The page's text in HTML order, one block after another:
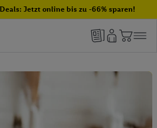
Jetzt online bis zu -66% sparen!